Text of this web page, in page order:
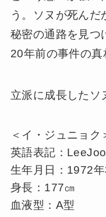
う。ソヌが死んだ
秘密の通路を見つ
20年前の事件の真
立派に成長したソ
＜イ・ジュニョク
英語表記：
生年月日：1972
身長：177㎝
血液型：A型